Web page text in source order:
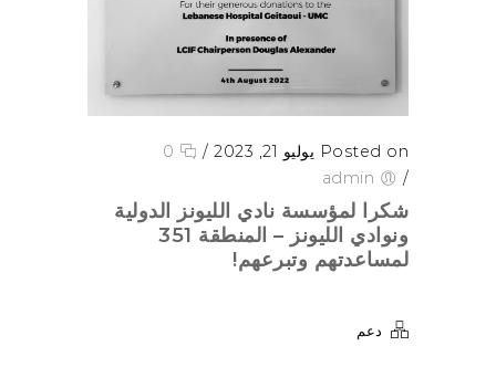
Posted on يوليو 21, 2023 /
/
admin
شكرا لمؤسسة نادي الليونز الدولية
ونوادي الليونز – المنطقة 351
لمساعدتهم وتبرعهم!
دعم